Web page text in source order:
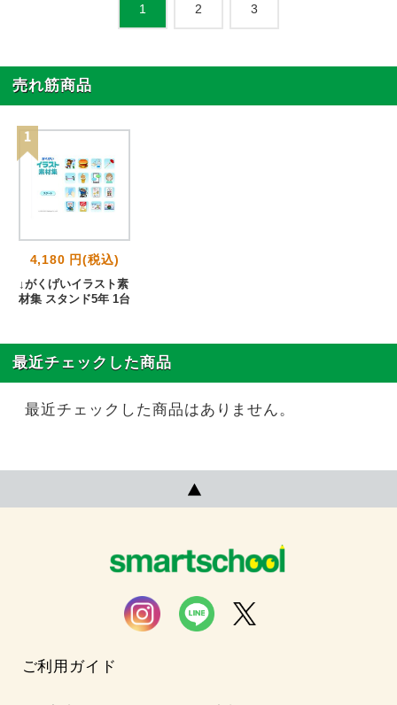
1 2 3
売れ筋商品
4,180 円(税込)
↓がくげいイラスト素
材集 スタンド5年 1台
最近チェックした商品
最近チェックした商品はありません。
ご利用ガイド